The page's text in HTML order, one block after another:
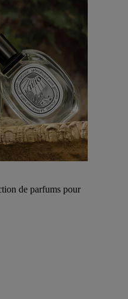
de parfums pour